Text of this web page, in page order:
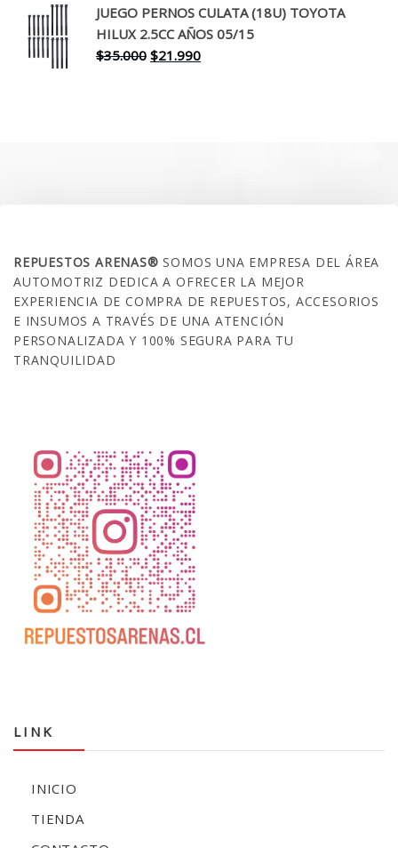
original
era:
$30.000.
actual
es:
$17.990.
JUEGO PERNOS CULATA (18U) TOYOTA
HILUX 2.5CC AÑOS 05/15
$35.000 El
$21.990El
REPUESTOS ARENAS®SOMOS UNA EMPRESA DEL ÁREA
AUTOMOTRIZ DEDICA A OFRECER LA MEJOR
EXPERIENCIA DE COMPRA DE REPUESTOS, ACCESORIOS
E INSUMOS A TRAVÉS DE UNA ATENCIÓN
PERSONALIZADA Y 100% SEGURA PARA TU
TRANQUILIDAD
LINK
INICIO
TIENDA